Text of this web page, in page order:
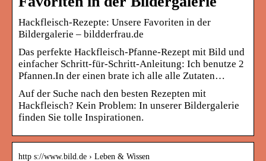
Hackfleisch-Rezepte: Unsere Favoriten in der
Bildergalerie – bildderfrau.de
Das perfekte Hackfleisch-Pfanne-Rezept mit Bild und
einfacher Schritt-für-Schritt-Anleitung: Ich benutze 2
Pfannen.In der einen brate ich alle alle Zutaten…
Auf der Suche nach den besten Rezepten mit
Hackfleisch? Kein Problem: In unserer Bildergalerie
finden Sie tolle Inspirationen.
http s://www.bild.de › Leben & Wissen